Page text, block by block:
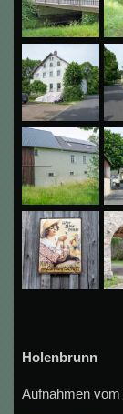
Holenbrunn
Aufnahmen